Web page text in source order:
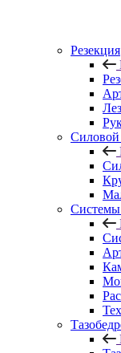
Резекция
Силовой
Системы